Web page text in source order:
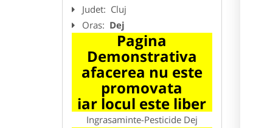
Judet: Cluj
Oras: Dej
Pagina
Demonstrativa
afacerea nu este
promovata
iar locul este liber
Ingrasaminte-Pesticide Dej